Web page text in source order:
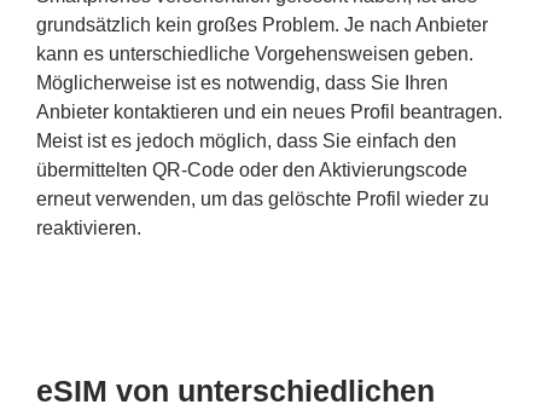
grundsätzlich kein großes Problem. Je nach Anbieter
kann es unterschiedliche Vorgehensweisen geben.
Möglicherweise ist es notwendig, dass Sie Ihren
Anbieter kontaktieren und ein neues Profil beantragen.
Meist ist es jedoch möglich, dass Sie einfach den
übermittelten QR-Code oder den Aktivierungscode
erneut verwenden, um das gelöschte Profil wieder zu
reaktivieren.
eSIM von unterschiedlichen